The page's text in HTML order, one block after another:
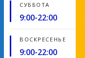
СУББОТА
9:00-22:00
ВОСКРЕСЕНЬЕ
9:00-22:00